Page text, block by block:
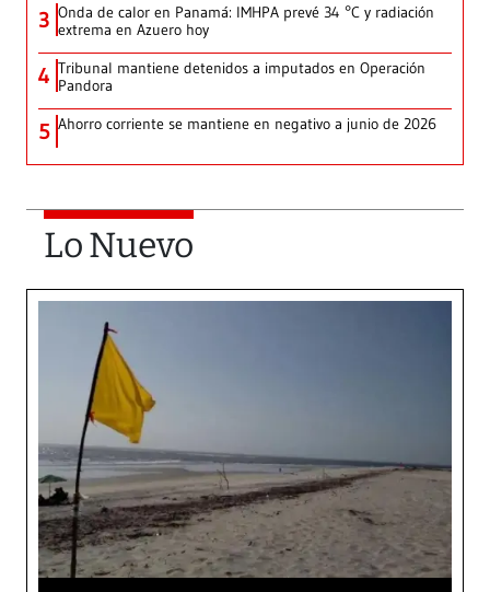
3 Onda de calor en Panamá: IMHPA prevé 34 °C y radiación
extrema en Azuero hoy
4 Tribunal mantiene detenidos a imputados en Operación
Pandora
5 Ahorro corriente se mantiene en negativo a junio de 2026
Lo Nuevo